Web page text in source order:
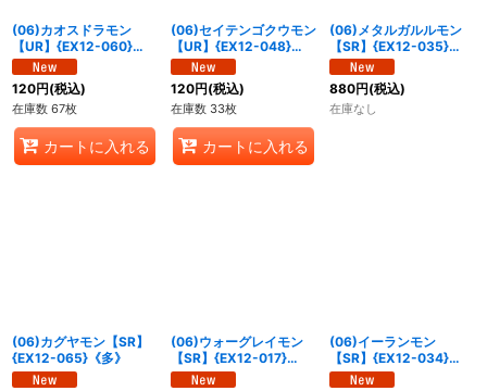
(06)カオスドラモン
【UR】{EX12-060}
《多》
120円(税込)
在庫数 67枚
カートに入れる
(06)セイテンゴクウモン
【UR】{EX12-048}
《多》
120円(税込)
在庫数 33枚
カートに入れる
(06)メタルガルルモン
【SR】{EX12-035}
《多》
880円(税込)
在庫なし
(06)カグヤモン【SR】
{EX12-065}《多》
(06)ウォーグレイモン
【SR】{EX12-017}
《多》
(06)イーランモン
【SR】{EX12-034}
《多》